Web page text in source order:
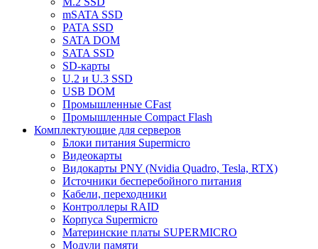
mSATA SSD
PATA SSD
SATA DOM
SATA SSD
SD-карты
U.2 и U.3 SSD
USB DOM
Промышленные CFast
Промышленные Compact Flash
Комплектующие для серверов
Блоки питания Supermicro
Видеокарты
Видокарты PNY (Nvidia Quadro, Tesla, RTX)
Источники бесперебойного питания
Кабели, переходники
Контроллеры RAID
Корпуса Supermicro
Материнские платы SUPERMICRO
Модули памяти